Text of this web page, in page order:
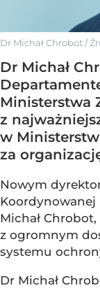
Dr Michał Chrobot/
Dr Michał
Ministerstwa
z
w
za
Nowym
Koordynowanej
Michał
z ogromnym
systemu
Dr Michał